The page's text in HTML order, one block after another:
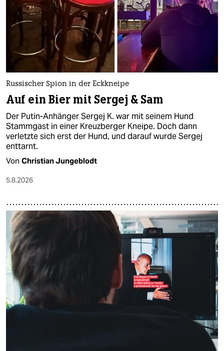
Russischer Spion in der Eckkneipe
Auf ein Bier mit Sergej & Sam
Der Putin-Anhänger Sergej K. war mit seinem Hund
Stammgast in einer Kreuzberger Kneipe. Doch dann
verletzte sich erst der Hund, und darauf wurde Sergej
enttarnt.
Von Christian Jungeblodt
5.8.2026